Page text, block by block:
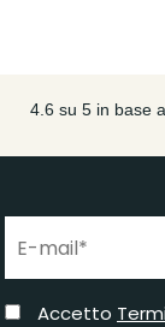
Accetto